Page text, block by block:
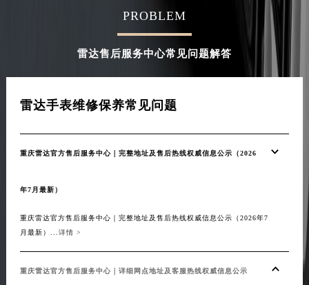
PROBLEM
雷达售后服务中心常见问题解答
雷达手表维修保养常见问题
重庆雷达官方售后服务中心｜完整地址及售后热线权威信息公示（2026
年7月最新）
重庆雷达官方售后服务中心｜完整地址及售后热线权威信息公示（2026年7
月最新）... 详情 >
重庆雷达官方售后服务中心｜详细网点地址及客服热线权威信息公示